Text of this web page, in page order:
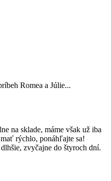
Romea a Júlie...
na sklade, máme však už iba
rýchlo, ponáhľajte sa!
zvyčajne do štyroch dní.